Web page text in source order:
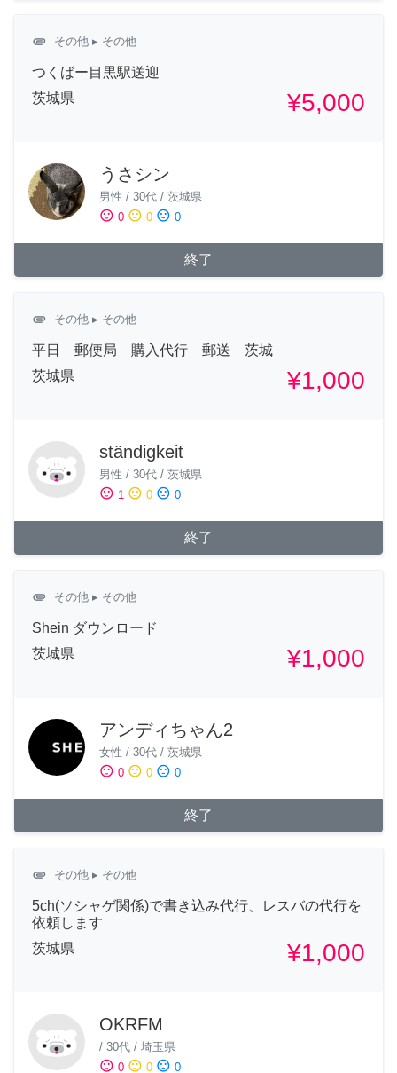
attachment その他 ▸ その他
つくばー目黒駅送迎
茨城県
¥5,000
うさシン
男性 / 30代 / 茨城県
sentiment_satisfied 0 sentiment_neutral 0 sentiment_dissatisfied 0
終了
attachment その他 ▸ その他
平日 郵便局 購入代行 郵送 茨城
茨城県
¥1,000
ständigkeit
男性 / 30代 / 茨城県
sentiment_satisfied 1 sentiment_neutral 0 sentiment_dissatisfied 0
終了
attachment その他 ▸ その他
Shein ダウンロード
茨城県
¥1,000
アンディちゃん2
女性 / 30代 / 茨城県
sentiment_satisfied 0 sentiment_neutral 0 sentiment_dissatisfied 0
終了
attachment その他 ▸ その他
5ch(ソシャゲ関係)で書き込み代行、レスバの代行を
依頼します
茨城県
¥1,000
OKRFM
/ 30代 / 埼玉県
sentiment_satisfied 0 sentiment_neutral 0 sentiment_dissatisfied 0